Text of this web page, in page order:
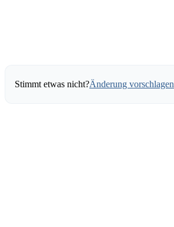
Stimmt etwas nicht?Änderung vorschlagen